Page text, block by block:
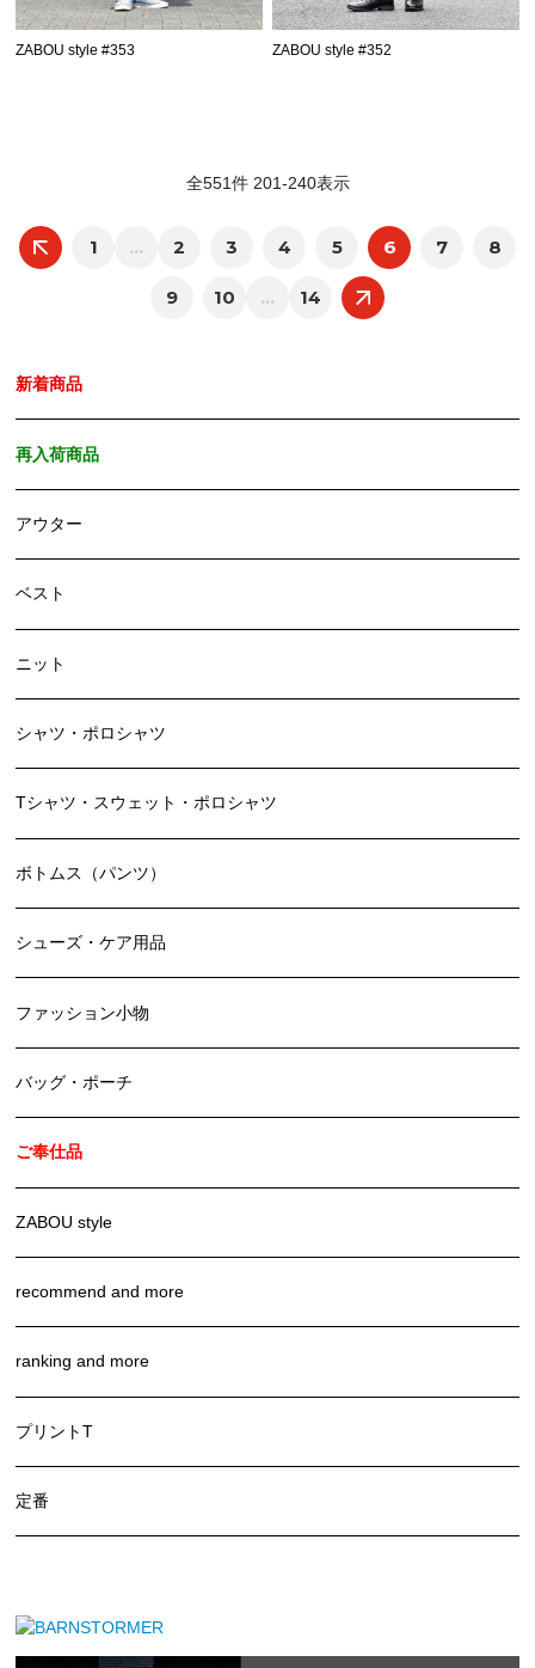
ZABOU style #353 ZABOU style #352
全551件 201-240表示
1 ... 2 3 4 5 6 7 8
9 10 ... 14
新着商品
再入荷商品
アウター
ベスト
ニット
シャツ・ポロシャツ
Tシャツ・スウェット・ポロシャツ
ボトムス（パンツ）
シューズ・ケア用品
ファッション小物
バッグ・ポーチ
ご奉仕品
ZABOU style
recommend and more
ranking and more
プリントT
定番